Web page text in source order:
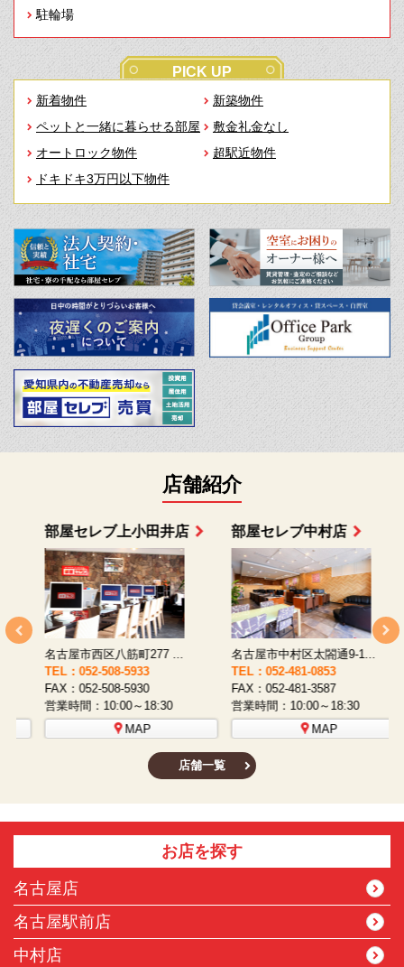
駐輪場
PICK UP
新着物件
新築物件
ペットと一緒に暮らせる部屋
敷金礼金なし
オートロック物件
超駅近物件
ドキドキ3万円以下物件
店舗紹介
部屋セレブ上小田井店
名古屋市西区八筋町277 ...
TEL：052-508-5933
FAX：052-508-5930
営業時間：10:00～18:30
MAP
部屋セレブ中村店
名古屋市中村区太閤通9-1...
TEL：052-481-0853
FAX：052-481-3587
営業時間：10:00～18:30
MAP
店舗一覧
お店を探す
名古屋店
名古屋駅前店
中村店